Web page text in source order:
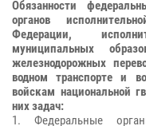
Обязанности
органов
Федерации,
муниципальных
железнодорожных
водном транспорте и
войскам национальной
них задач:
1. Федеральные